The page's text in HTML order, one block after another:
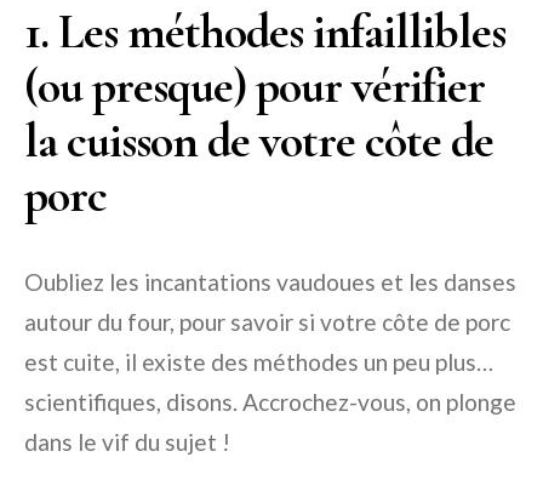
1. Les méthodes infaillibles
(ou presque) pour vérifier
la cuisson de votre côte de
porc
Oubliez les incantations vaudoues et les danses
autour du four, pour savoir si votre côte de porc
est cuite, il existe des méthodes un peu plus…
scientifiques, disons. Accrochez-vous, on plonge
dans le vif du sujet !